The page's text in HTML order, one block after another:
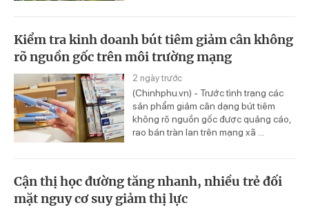
Kiểm tra kinh doanh bút tiêm giảm cân không
rõ nguồn gốc trên môi trường mạng
2 ngày trước
(Chinhphu.vn) - Trước tình trạng các
sản phẩm giảm cân dạng bút tiêm
không rõ nguồn gốc được quảng cáo,
rao bán tràn lan trên mạng xã ...
Cận thị học đường tăng nhanh, nhiều trẻ đối
mặt nguy cơ suy giảm thị lực